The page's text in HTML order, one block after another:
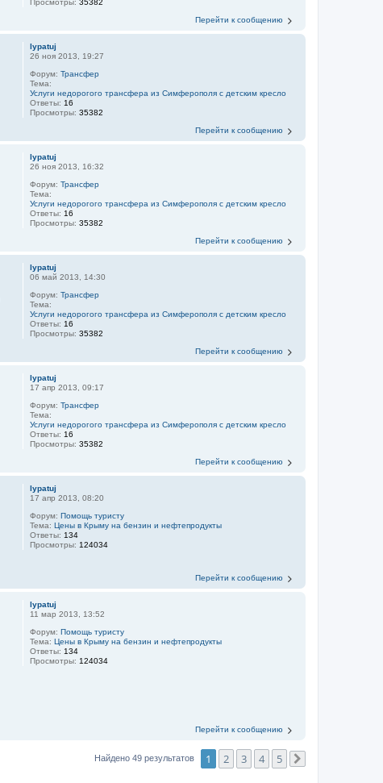
Просмотры:35382
Перейти к сообщению
lypatuj
26 ноя 2013, 19:27
Форум:Трансфер
Тема:
Услуги недорогого трансфера из Симферополя с детским кресло
Ответы: 16
Просмотры:35382
Перейти к сообщению
lypatuj
26 ноя 2013, 16:32
Форум:Трансфер
Тема:
Услуги недорогого трансфера из Симферополя с детским кресло
Ответы: 16
Просмотры:35382
Перейти к сообщению
lypatuj
06 май 2013, 14:30
Форум:Трансфер
Тема:
Услуги недорогого трансфера из Симферополя с детским кресло
Ответы: 16
Просмотры:35382
Перейти к сообщению
lypatuj
17 апр 2013, 09:17
Форум:Трансфер
Тема:
Услуги недорогого трансфера из Симферополя с детским кресло
Ответы: 16
Просмотры:35382
Перейти к сообщению
lypatuj
17 апр 2013, 08:20
Форум:Помощь туристу
Тема:Цены в Крыму на бензин и нефтепродукты
Ответы: 134
Просмотры: 124034
Перейти к сообщению
lypatuj
11 мар 2013, 13:52
Форум:Помощь туристу
Тема:Цены в Крыму на бензин и нефтепродукты
Ответы: 134
Просмотры: 124034
Перейти к сообщению
Найдено 49 результатов 1 2 3 4 5